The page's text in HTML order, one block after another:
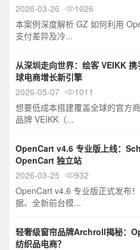
2026-03-26
1026
本案例深度解析 GZ 如何利用
支付差异及冷...
从深圳走向世界：绘客 VEIKK
球电商增长新引擎
2026-05-07
1011
想要低成本搭建覆盖全球的官方
品牌 VEIKK（...
OpenCart v4.6 专业版上线：
OpenCart 独立站
2026-03-25
932
OpenCart v4.6 专业版正式发布
据、全新前台模...
轻奢级窗帘品牌Archroll揭秘：
纺织品电商？